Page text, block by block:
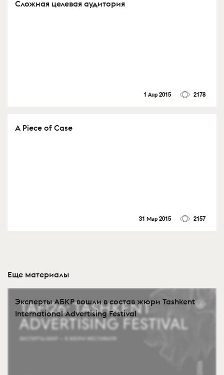
Сложная целевая аудитория
1 Апр 2015 2178
A Piece of Case
31 Мар 2015 2157
Еще материалы
Эксперты АБКР вошли в состав жюри Tashkent
International Advertising Festival